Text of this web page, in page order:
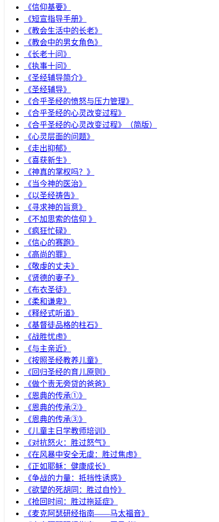
《信仰基要》
《短宣指导手册》
《教会生活中的长老》
《教会中的男女角色》
《长老十问》
《执事十问》
《圣经辅导简介》
《圣经辅导》
​《合乎圣经的愤怒与压力管理》
《合乎圣经的心灵改变过程》
《合乎圣经的心灵改变过程》（简版）
《心灵层面的问题》
《走出抑郁》
《喜获新生》
《神真的掌权吗？》
《当今神的医治》
《以圣经祷告》
《寻求神的旨意》
《不加思索的信仰 》
《疯狂忙碌》
《信心的赛跑》
《高尚的罪》
《敬虔的丈夫》
《贤德的妻子》
《布衣圣徒》
《柔和谦卑》
《释经式听道》
《基督徒品格的柱石》
《战胜忧虑》
《与主亲近》
《按照圣经教养儿童》
《回归圣经的育儿原则》
《做个责无旁贷的爸爸》
《恩典的传承①》
《恩典的传承②》
《恩典的传承③》
《儿童主日学教师培训》
《对抗怒火：胜过怒气》
《在风暴中安全无虞：胜过焦虑》
《正如耶稣：健康成长》
《争战的力量：抵挡性诱惑》
《欲望的死胡同：胜过自怜》
《抢回时间：胜过拖延症》
《麦克阿瑟研经指南——马太福音》